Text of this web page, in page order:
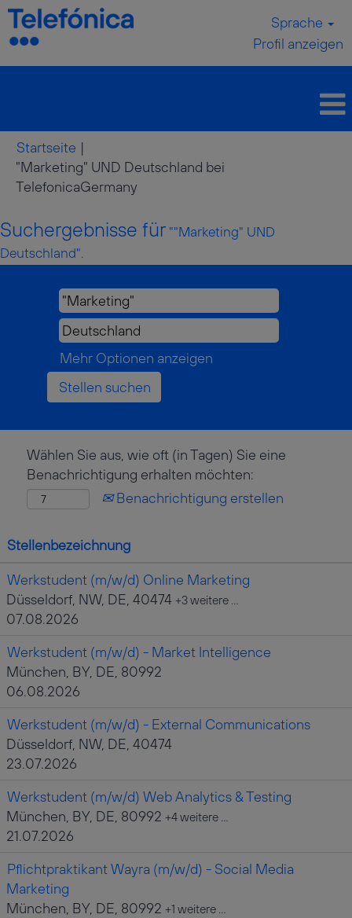
Sprache
Profil anzeigen
Startseite |
"Marketing" UND Deutschland bei
TelefonicaGermany
Suchergebnisse für ""Marketing" UND
Deutschland".
Mehr Optionen anzeigen
Wählen Sie aus, wie oft (in Tagen) Sie eine
Benachrichtigung erhalten möchten:
Benachrichtigung erstellen
Stellenbezeichnung
Werkstudent (m/w/d) Online Marketing
Düsseldorf, NW, DE, 40474 +3 weitere …
07.08.2026
Werkstudent (m/w/d) - Market Intelligence
München, BY, DE, 80992
06.08.2026
Werkstudent (m/w/d) - External Communications
Düsseldorf, NW, DE, 40474
23.07.2026
Werkstudent (m/w/d) Web Analytics & Testing
München, BY, DE, 80992 +4 weitere …
21.07.2026
Pflichtpraktikant Wayra (m/w/d) - Social Media
Marketing
München, BY, DE, 80992 +1 weitere …